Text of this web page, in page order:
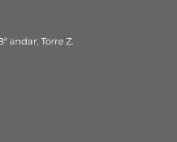
andar, Torre Z.